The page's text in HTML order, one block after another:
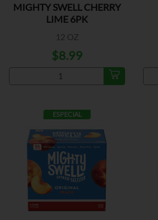
MIGHTY SWELL CHERRY
LIME 6PK
12 OZ
$8.99
ESPECIAL